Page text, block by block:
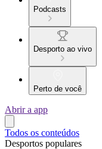
Podcasts
Desporto ao vivo
Perto de você
Abrir a app
Todos os conteúdos
Desportos populares